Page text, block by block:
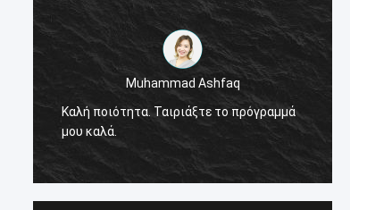
Muhammad Ashfaq
Καλή ποιότητα. Ταιριάξτε το πρόγραμμά
μου καλά.